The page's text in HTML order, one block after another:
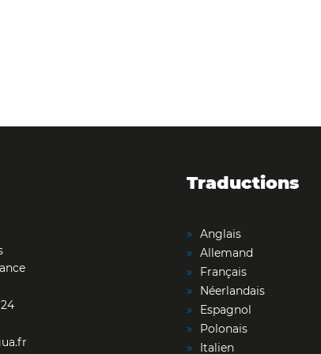
Traductions
Anglais
Allemand
Français
Néerlandais
Espagnol
Polonais
Italien